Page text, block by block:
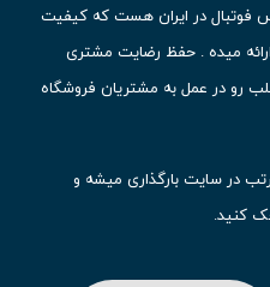
فوتبال در ایران هست که کیفیت
ارائه میده . حفظ رضایت مشتری
رو در عمل به مشتریان فروشگاه
در سایت بارگذاری میشه و
کنید.